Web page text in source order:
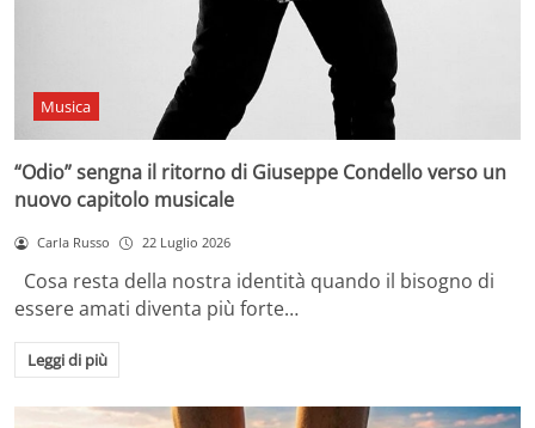
Musica
“Odio” sengna il ritorno di Giuseppe Condello verso un
nuovo capitolo musicale
Carla Russo 22 Luglio 2026
Cosa resta della nostra identità quando il bisogno di
essere amati diventa più forte…
Leggi di più